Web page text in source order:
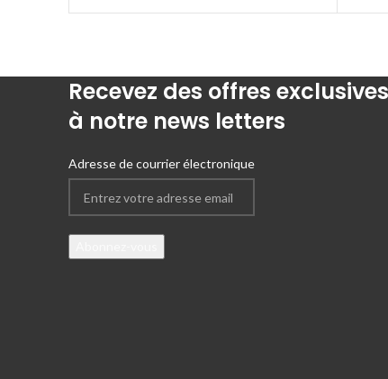
Recevez des offres
à notre news letters
Adresse de courrier électronique